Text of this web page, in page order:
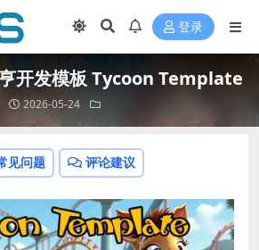
登录
亨开发模板 Tycoon Template
2026-05-24
见问题 评论建议